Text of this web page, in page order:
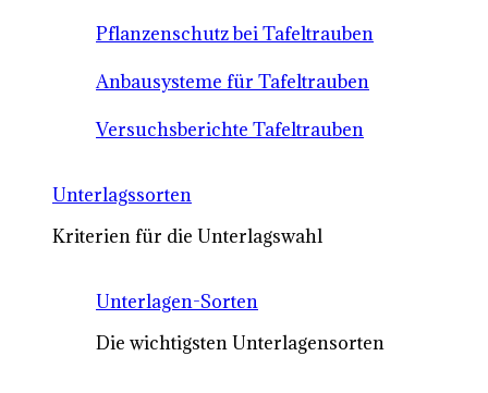
Pflanzenschutz bei Tafeltrauben
Anbausysteme für Tafeltrauben
Versuchsberichte Tafeltrauben
Unterlagssorten
Kriterien für die Unterlagswahl
Unterlagen-Sorten
Die wichtigsten Unterlagensorten